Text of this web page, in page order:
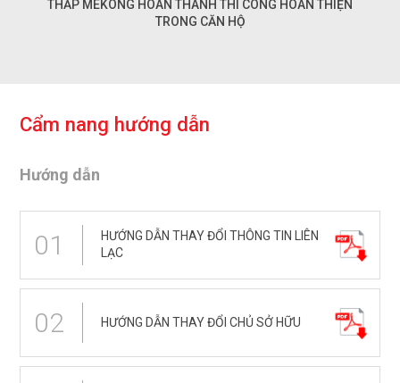
THẤP MEKONG HOÀN THÀNH THI CÔNG HOÀN THIỆN
TRONG CĂN HỘ
Cẩm nang hướng dẫn
Hướng dẫn
01
HƯỚNG DẪN THAY ĐỔI THÔNG TIN LIÊN
LẠC
02 HƯỚNG DẪN THAY ĐỔI CHỦ SỞ HỮU